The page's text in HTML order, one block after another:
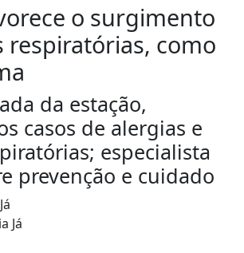
o surgimento
respiratórias, como
da estação,
casos de alergias e
especialista
prevenção e cuidado
Já